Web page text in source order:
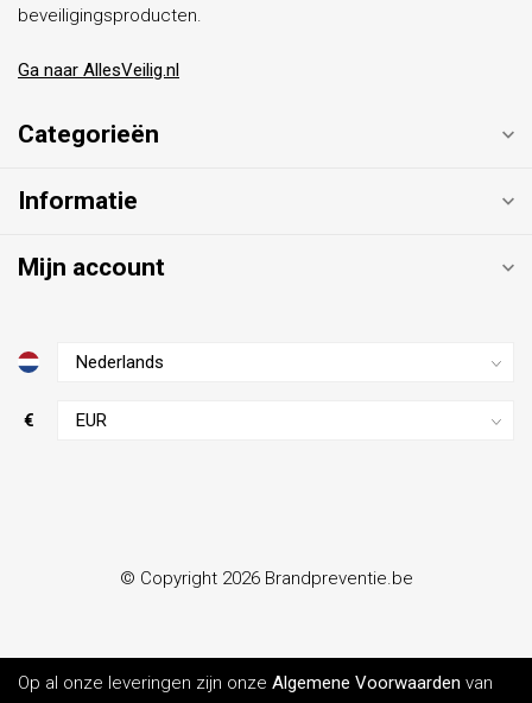
beveiligingsproducten.
Ga naar AllesVeilig.nl
Categorieën
Informatie
Mijn account
€
© Copyright 2026 Brandpreventie.be
Op al onze leveringen zijn onze Algemene Voorwaarden van